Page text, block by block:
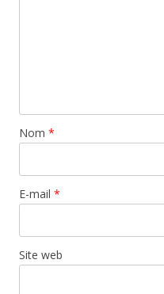
Nom *
E-mail *
Site web